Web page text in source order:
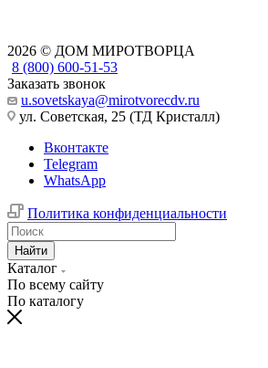
2026 © ДОМ МИРОТВОРЦА
8 (800) 600-51-53
Заказать звонок
u.sovetskaya@mirotvorecdv.ru
ул. Советская, 25 (ТД Кристалл)
Вконтакте
Telegram
WhatsApp
Политика конфиденциальности
Найти
Каталог
По всему сайту
По каталогу